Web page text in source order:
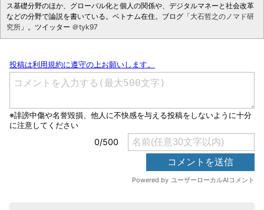
ス基礎分野のほか、グローバル化と個人の関係や、デジタルマネーと社会改革
などの分野で論説を書いている。ベトナム在住。ブログ「大石哲之のノマド研
究所 」。ツイッター ＠tyk97